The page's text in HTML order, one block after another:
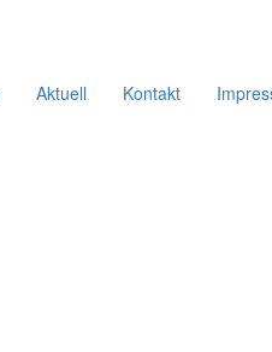
Aktuell Kontakt